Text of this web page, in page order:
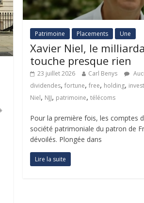
Patrimoine Placements Une
Xavier Niel, le
touche presque rien
23 juillet 2026 Carl Benys
dividendes,fortune,free, holding,
Niel, NJJ, patrimoine,télécoms
Pour la première fois, les comptes
société patrimoniale du patron de
dévoilés. Plongée dans
Lire la suite